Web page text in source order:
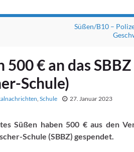
Süßen/B10 –
€ an das SBBZ
Schule)
, Schule 27. Januar 2023
Süßen haben 500 € aus den
Schule (SBBZ) gespendet.